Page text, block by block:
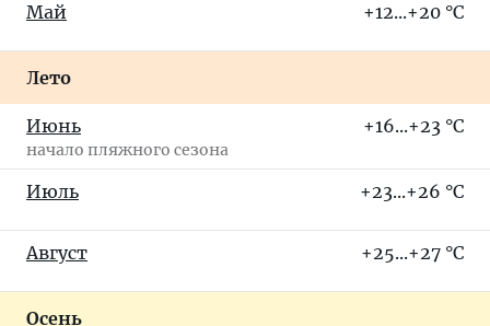
Май +12...+20 °C
Лето
Июнь
начало пляжного сезона
+16...+23 °C
Июль +23...+26 °C
Август +25...+27 °C
Осень